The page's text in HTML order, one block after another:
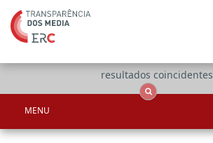
resultados coincidentes
MENU